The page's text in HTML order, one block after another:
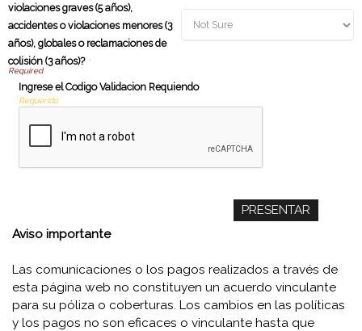
violaciones graves (5 años),
accidentes o violaciones menores (3
años), globales o reclamaciones de
colisión (3 años)?*
Ingrese el Codigo Validacion Requiendo
Requerido
Aviso importante
Las comunicaciones o los pagos realizados a través de
esta página web no constituyen un acuerdo vinculante
para su póliza o coberturas. Los cambios en las políticas
y los pagos no son eficaces o vinculante hasta que